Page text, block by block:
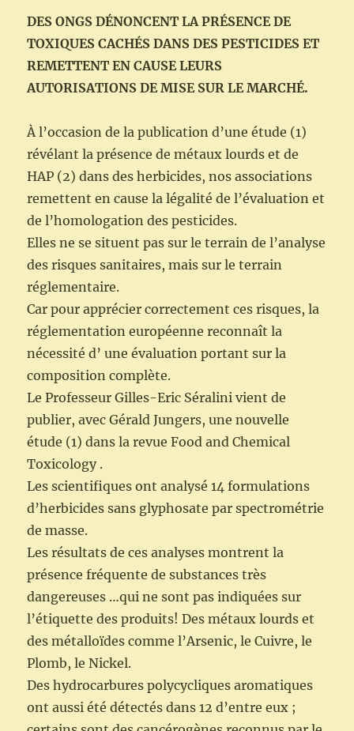
DES ONGS DÉNONCENT LA PRÉSENCE DE
TOXIQUES CACHÉS DANS DES PESTICIDES ET
REMETTENT EN CAUSE LEURS
AUTORISATIONS DE MISE SUR LE MARCHÉ.
À l’occasion de la publication d’une étude (1)
révélant la présence de métaux lourds et de
HAP (2) dans des herbicides, nos associations
remettent en cause la légalité de l’évaluation et
de l’homologation des pesticides.
Elles ne se situent pas sur le terrain de l’analyse
des risques sanitaires, mais sur le terrain
réglementaire.
Car pour apprécier correctement ces risques, la
réglementation européenne reconnaît la
nécessité d’ une évaluation portant sur la
composition complète.
Le Professeur Gilles-Eric Séralini vient de
publier, avec Gérald Jungers, une nouvelle
étude (1) dans la revue Food and Chemical
Toxicology .
Les scientifiques ont analysé 14 formulations
d’herbicides sans glyphosate par spectrométrie
de masse.
Les résultats de ces analyses montrent la
présence fréquente de substances très
dangereuses …qui ne sont pas indiquées sur
l’étiquette des produits! Des métaux lourds et
des métalloïdes comme l’Arsenic, le Cuivre, le
Plomb, le Nickel.
Des hydrocarbures polycycliques aromatiques
ont aussi été détectés dans 12 d’entre eux ;